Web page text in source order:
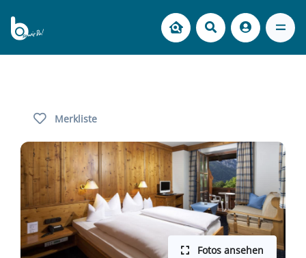
Merkliste
Fotos ansehen